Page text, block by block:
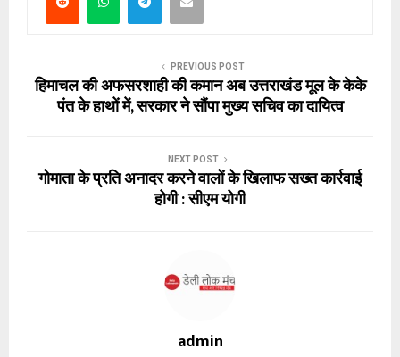
PREVIOUS POST
हिमाचल की अफसरशाही की कमान अब उत्तराखंड मूल के केके
पंत के हाथों में, सरकार ने सौंपा मुख्य सचिव का दायित्व
NEXT POST
गोमाता के प्रति अनादर करने वालों के खिलाफ सख्त कार्रवाई
होगी : सीएम योगी
admin